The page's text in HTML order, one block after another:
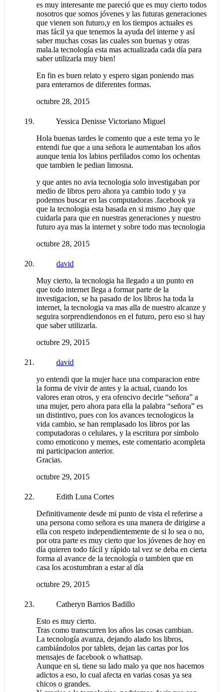
es muy interesante me pareció que es muy cierto todos
nosotros que somos jóvenes y las futuras generaciones
que vienen son futuro,y en los tiempos actuales es
mas fácil ya que tenemos la ayuda del interne y así
saber muchas cosas las cuales son buenas y otras
mala.la tecnología esta mas actualizada cada día para
saber utilizarla muy bien!
En fin es buen relato y espero sigan poniendo mas
para enterarnos de diferentes formas.
octubre 28, 2015
Yessica Denisse Victoriano Miguel
Hola buenas tardes le comento que a este tema yo le
entendi fue que a una señora le aumentaban los años
aunque tenia los labios perfilados como los ochentas
que tambien le pedian limosna.
y que antes no avia tecnologia solo investigaban por
medio de libros pero ahora ya cambio todo y ya
podemos buscar en las computadoras .facebook ya
que la tecnologia esta basada en si mismo ,hay que
cuidarla para que en nuestras generaciones y nuestro
futuro aya mas la internet y sobre todo mas tecnologia
octubre 28, 2015
david
Muy cierto, la tecnologia ha llegado a un punto en
que todo internet llega a formar parte de la
investigacion, se ha pasado de los libros ha toda la
internet, la tecnologia va mas alla de nuestro alcanze y
seguira sorprendiendonos en el futuro, pero eso si hay
que saber utilizarla.
octubre 29, 2015
david
yo entendi que la mujer hace una comparacion entre
la forma de vivir de antes y la actual, cuando los
valores eran otros, y era ofencivo decirle “señora” a
una mujer, pero ahora para ella la palabra “señora” es
un distintivo, pues con los avances tecnologicos la
vida cambio, se han remplasado los libros por las
computadoras o celulares, y la escritura por simbolo
como emoticono y memes, este comentario acompleta
mi participacion anterior.
Gracias.
octubre 29, 2015
Edith Luna Cortes
Definitivamente desde mi punto de vista el referirse a
una persona como señora es una manera de dirigirse a
ella con respeto independientemente de si lo sea o no,
por otra parte es muy cierto que los jóvenes de hoy en
día quieren todo fácil y rápido tal vez se deba en cierta
forma al avance de la tecnología o tambien que en
casa los acostumbran a estar al día
octubre 29, 2015
Catheryn Barrios Badillo
Esto es muy cierto.
Tras como transcurren los años las cosas cambian.
La tecnología avanza, dejando alado los libros,
cambiándolos por tablets, dejan las cartas por los
mensajes de facebook o whattsap.
Aunque en si, tiene su lado malo ya que nos hacemos
adictos a eso, lo cual afecta en varias cosas ya sea
chicos o grandes.